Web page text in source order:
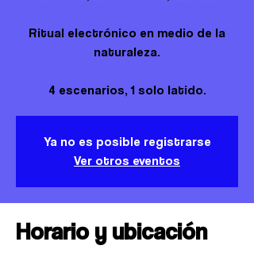
Ritual electrónico en medio de la
naturaleza.
4 escenarios, 1 solo latido.
Ya no es posible registrarse
Ver otros eventos
Horario y ubicación